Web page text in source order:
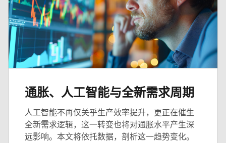
通胀、人工智能与全新需求周期
人工智能不再仅关乎生产效率提升，更正在催生
全新需求逻辑，这一转变也将对通胀水平产生深
远影响。本文将依托数据，剖析这一趋势变化。